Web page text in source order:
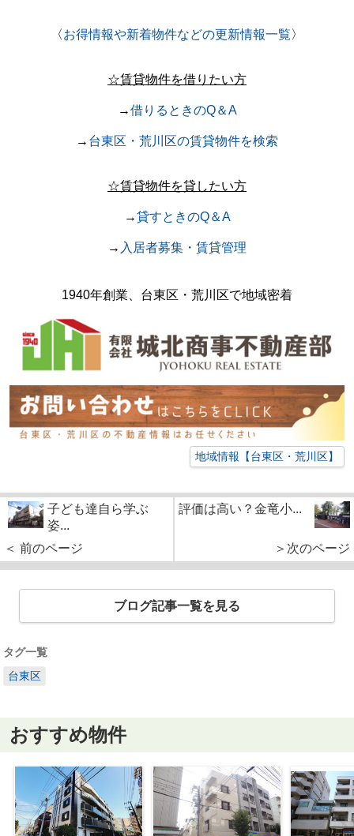
〈お得情報や新着物件などの更新情報一覧〉
☆賃貸物件を借りたい方
→借りるときのQ＆A
→ 台東区・荒川区の賃貸物件を検索
☆賃貸物件を貸したい方
→貸すときのQ＆A
→ 入居者募集・賃貸管理
1940年創業、台東区・荒川区で地域密着
地域情報【台東区・荒川区】
子ども達自ら学ぶ
姿...
＜ 前のページ
評価は高い？金竜小...
＞次のページ
ブログ記事一覧を見る
タグ一覧
台東区
おすすめ物件